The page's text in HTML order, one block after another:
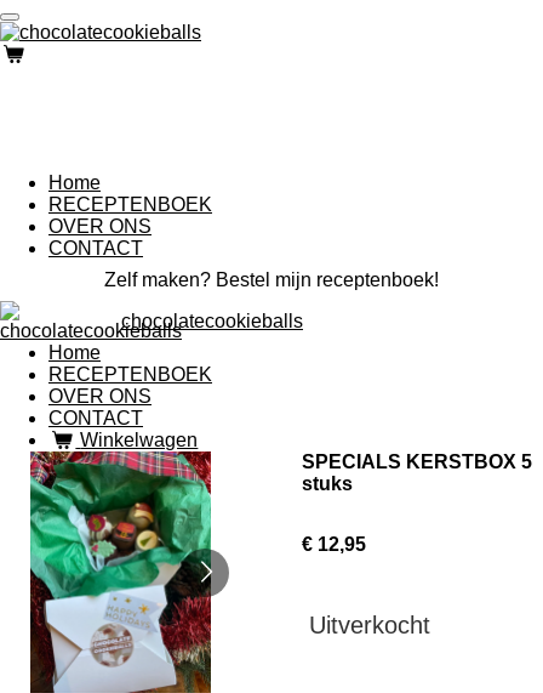
Ga
direct
naar
Home
RECEPTENBOEK
OVER ONS
CONTACT
Zelf maken? Bestel mijn receptenboek!
chocolatecookieballs
Home
RECEPTENBOEK
OVER ONS
CONTACT
Winkelwagen
SPECIALS KERSTBOX 5
stuks
€ 12,95
Uitverkocht